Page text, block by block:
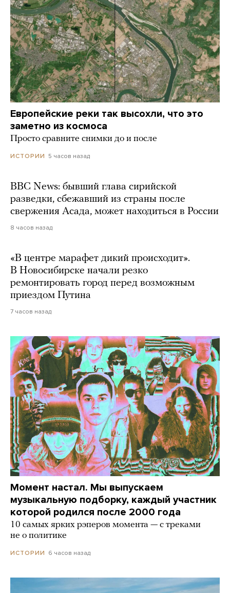
Европейские реки так высохли, что это
заметно из космоса
Просто сравните снимки до и после
ИСТОРИИ 5 часов назад
BBC News: бывший глава сирийской
разведки, сбежавший из страны после
свержения Асада, может находиться в России
8 часов назад
«В центре марафет дикий происходит».
В Новосибирске начали резко
ремонтировать город перед возможным
приездом Путина
7 часов назад
Момент настал. Мы выпускаем
музыкальную подборку, каждый участник
которой родился после 2000 года
10 самых ярких рэперов момента — с треками
не о политике
ИСТОРИИ 6 часов назад